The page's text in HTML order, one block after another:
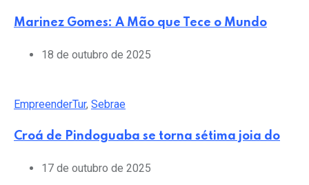
Marinez Gomes: A Mão que Tece o Mundo
18 de outubro de 2025
EmpreenderTur, Sebrae
Croá de Pindoguaba se torna sétima joia do
17 de outubro de 2025